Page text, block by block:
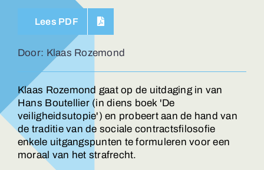
Lid worden?
ZOEKEN
NAAR:
Lees PDF
Door: Klaas Rozemond
Klaas Rozemond gaat op de uitdaging in van
Hans Boutellier (in diens boek 'De
veiligheidsutopie') en probeert aan de hand van
de traditie van de sociale contractsfilosofie
enkele uitgangspunten te formuleren voor een
moraal van het strafrecht.